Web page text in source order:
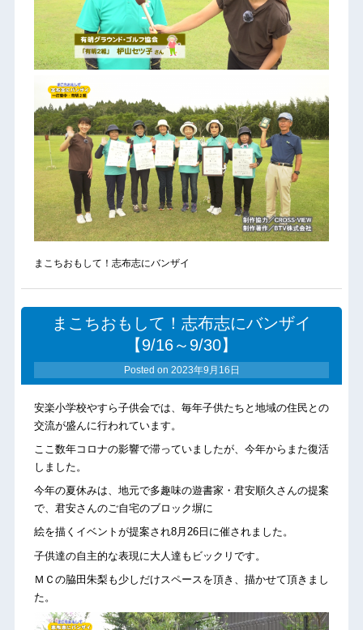
まこちおもして！志布志にバンザイ
まこちおもして！志布志にバンザイ
【9/16～9/30】
Posted on 2023年9月16日
安楽小学校やすら子供会では、毎年子供たちと地域の住民との
交流が盛んに行われています。
ここ数年コロナの影響で滞っていましたが、今年からまた復活
しました。
今年の夏休みは、地元で多趣味の遊書家・君安順久さんの提案
で、君安さんのご自宅のブロック塀に
絵を描くイベントが提案され8月26日に催されました。
子供達の自主的な表現に大人達もビックリです。
ＭＣの脇田朱梨も少しだけスペースを頂き、描かせて頂きまし
た。